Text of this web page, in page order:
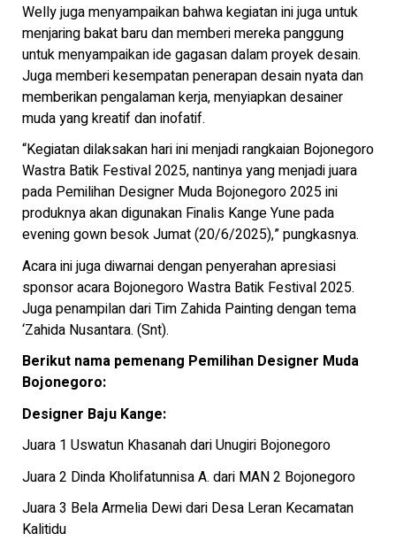
Welly juga menyampaikan bahwa kegiatan ini juga untuk
menjaring bakat baru dan memberi mereka panggung
untuk menyampaikan ide gagasan dalam proyek desain.
Juga memberi kesempatan penerapan desain nyata dan
memberikan pengalaman kerja, menyiapkan desainer
muda yang kreatif dan inofatif.
“Kegiatan dilaksakan hari ini menjadi rangkaian Bojonegoro
Wastra Batik Festival 2025, nantinya yang menjadi juara
pada Pemilihan Designer Muda Bojonegoro 2025 ini
produknya akan digunakan Finalis Kange Yune pada
evening gown besok Jumat (20/6/2025),” pungkasnya.
Acara ini juga diwarnai dengan penyerahan apresiasi
sponsor acara Bojonegoro Wastra Batik Festival 2025.
Juga penampilan dari Tim Zahida Painting dengan tema
‘Zahida Nusantara. (Snt).
Berikut nama pemenang Pemilihan Designer Muda
Bojonegoro:
Designer Baju Kange:
Juara 1 Uswatun Khasanah dari Unugiri Bojonegoro
Juara 2 Dinda Kholifatunnisa A. dari MAN 2 Bojonegoro
Juara 3 Bela Armelia Dewi dari Desa Leran Kecamatan
Kalitidu